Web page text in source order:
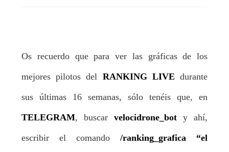
Os recuerdo que para ver las gráficas de los
mejores pilotos del RANKING LIVE durante
sus últimas 16 semanas, sólo tenéis que, en
TELEGRAM, buscar velocidrone_bot y ahí,
escribir el comando /ranking_grafica “el